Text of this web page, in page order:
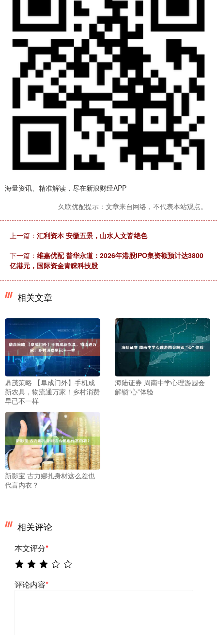
海量资讯、精准解读，尽在新浪财经APP
久联优配提示：文章来自网络，不代表本站观点。
上一篇： 汇利资本 安徽五景，山水人文皆绝色
下一篇： 维嘉优配 普华永道：2026年港股IPO集资额预计达3800
亿港元，国际资金青睐科技股
相关文章
鼎茂策略 【阜成门外】手机成
新农具，物流通万家！乡村消费
早已不一样
海陆证券 周南中学心理游园会
解锁“心”体验
新影宝 古力娜扎身材这么差也
代言内衣？
相关评论
本文评分*
评论内容*